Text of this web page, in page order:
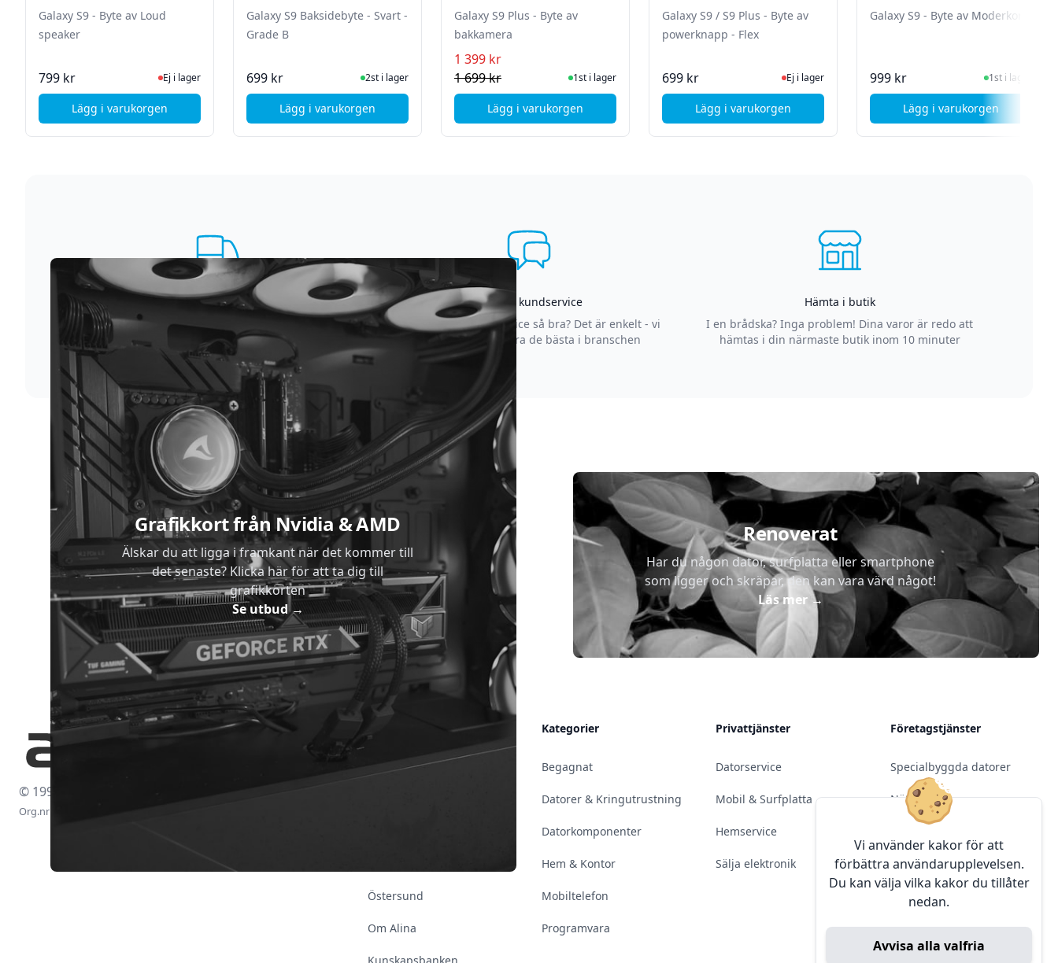
Galaxy S9 - Byte av Loud
speaker
799 kr Ej i lager, besök produktsidan för senaste status
Ej i lager
Lägg i varukorgen, Samsung Galaxy S9 - Byte av Loud speaker
Galaxy S9 Baksidebyte - Svart -
Grade B
699 kr I Lager2st i lager
Lägg i varukorgen, Samsung Galaxy S9 Baksidebyte - Svart - Grade B
Galaxy S9 Plus - Byte av
bakkamera
1 399 kr
1 699 kr
I Lager1st i lager
Lägg i varukorgen, Samsung Galaxy S9 Plus - Byte av bakkamera
Galaxy S9 / S9 Plus - Byte av
powerknapp - Flex
699 kr Ej i lager, besök produktsidan för senaste status
Ej i lager
Lägg i varukorgen, Samsung Galaxy S9 / S9 Plus - Byte av powerknapp - Flex
Galaxy S9 - Byte av Moderkort
999 kr I Lager1st i lager
Lägg i varukorgen, Samsung Galaxy
Supersnabb leverans
Vi förstår att du inte vill vänta. Därför packar och
skickar vi dina varor med blixtens hastighet
Asgrym kundservice
Varför är vår kundservice så bra? Det är enkelt - vi
strävar efter att vara de bästa i branschen
Hämta i butik
I en brådska? Inga problem! Dina varor är redo att
hämtas i din närmaste butik inom 10 minuter
Vi använder kakor för att
förbättra användarupplevelsen.
Du kan välja vilka kakor du tillåter
nedan.
Avvisa alla valfria
Grafikkort från Nvidia & AMD
Älskar du att ligga i framkant när det kommer till
det senaste? Klicka här för att ta dig till
grafikkorten
Se utbud→
Renoverat
Har du någon dator, surfplatta eller smartphone
som ligger och skräpar, den kan vara värd något!
Läs mer→
© 1997-2026
Org.nr: 556438-4260
Kontakt & Öppettider
Östersund
Om Alina
Kategorier
Begagnat
Datorer & Kringutrustning
Datorkomponenter
Hem & Kontor
Mobiltelefon
Programvara
Privattjänster
Datorservice
Mobil & Surfplatta
Hemservice
Sälja elektronik
Företagstjänster
Specialbyggda datorer
Nätverk
Programvara
Server & Backup
Konferens & Public Display